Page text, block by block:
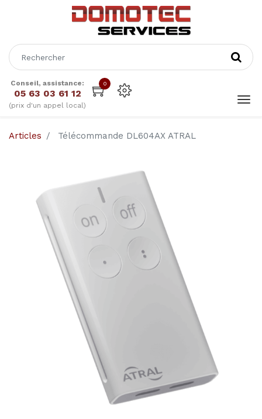
Conseil, assistance:
05 63 03 61 12
(prix d'un appel local)
0
Articles Télécommande DL604AX ATRAL